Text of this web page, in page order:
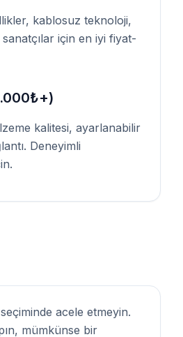
kablosuz teknoloji,
sanatçılar için en iyi fiyat-
kalitesi, ayarlanabilir
Deneyimli
acele etmeyin.
mümkünse bir